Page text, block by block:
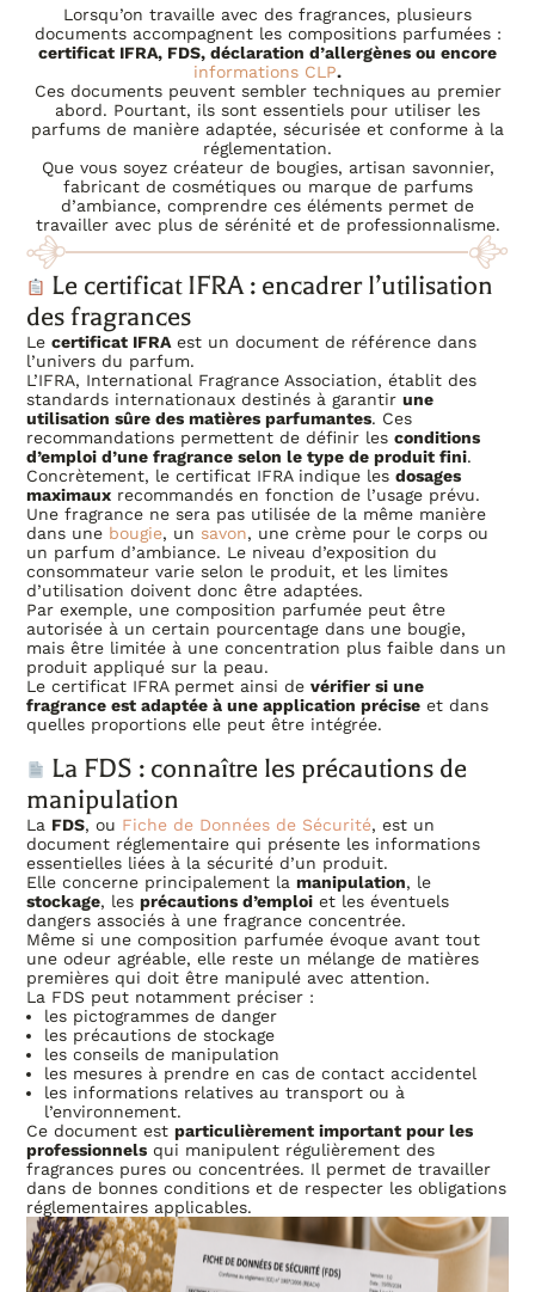
Lorsqu’on travaille avec des fragrances, plusieurs
documents accompagnent les compositions parfumées :
certificat IFRA, FDS, déclaration d’allergènes ou encore
informations CLP.
Ces documents peuvent sembler techniques au premier
abord. Pourtant, ils sont essentiels pour utiliser les
parfums de manière adaptée, sécurisée et conforme à la
réglementation.
Que vous soyez créateur de bougies, artisan savonnier,
fabricant de cosmétiques ou marque de parfums
d’ambiance, comprendre ces éléments permet de
travailler avec plus de sérénité et de professionnalisme.
Le certificat IFRA : encadrer l’utilisation
des fragrances
Lecertificat IFRA est un document de référence dans
l’univers du parfum.
L’IFRA, International Fragrance Association, établit des
standards internationaux destinés à garantirune
utilisation sûre des matières parfumantes. Ces
recommandations permettent de définir lesconditions
d’emploi d’une fragrance selon le type de produit fini.
Concrètement, le certificat IFRA indique lesdosages
maximaux recommandés en fonction de l’usage prévu.
Une fragrance ne sera pas utilisée de la même manière
dans une bougie, un savon, une crème pour le corps ou
un parfum d’ambiance. Le niveau d’exposition du
consommateur varie selon le produit, et les limites
d’utilisation doivent donc être adaptées.
Par exemple, une composition parfumée peut être
autorisée à un certain pourcentage dans une bougie,
mais être limitée à une concentration plus faible dans un
produit appliqué sur la peau.
Le certificat IFRA permet ainsi devérifier si une
fragrance est adaptée à une application précise et dans
quelles proportions elle peut être intégrée.
La FDS : connaître les précautions de
manipulation
La FDS, ou Fiche de Données de Sécurité, est un
document réglementaire qui présente les informations
essentielles liées à la sécurité d’un produit.
Elle concerne principalement lamanipulation, le
stockage, lesprécautions d’emploi et les éventuels
dangers associés à une fragrance concentrée.
Même si une composition parfumée évoque avant tout
une odeur agréable, elle reste un mélange de matières
premières qui doit être manipulé avec attention.
La FDS peut notamment préciser :
les pictogrammes de danger
les précautions de stockage
les conseils de manipulation
les mesures à prendre en cas de contact accidentel
les informations relatives au transport ou à
l’environnement.
Ce document estparticulièrement important pour les
professionnels qui manipulent régulièrement des
fragrances pures ou concentrées. Il permet de travailler
dans de bonnes conditions et de respecter les obligations
réglementaires applicables.